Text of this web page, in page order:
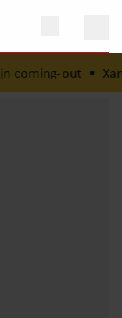
•Xandra Brood